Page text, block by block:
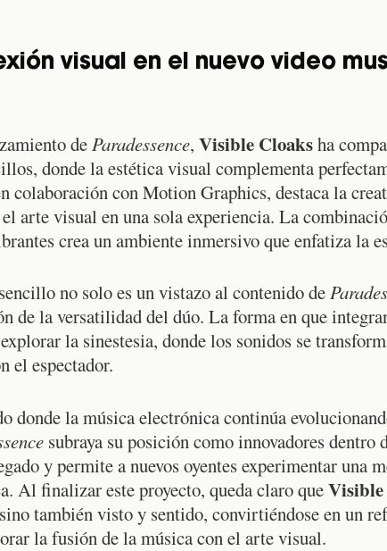
visual en el nuevo video
deParadessence, Visible Cloaksha
donde la estética visual complementa
colaboración con Motion Graphics, destaca la
arte visual en una sola experiencia. La
crea un ambiente inmersivo que enfatiza la
no solo es un vistazo al contenido de
de la versatilidad del dúo. La forma en que
la sinestesia, donde los sonidos se
el espectador.
donde la música electrónica continúa
subraya su posición como innovadores dentro
y permite a nuevos oyentes experimentar una
Al finalizar este proyecto, queda claro que
también visto y sentido, convirtiéndose en un
la fusión de la música con el arte visual.